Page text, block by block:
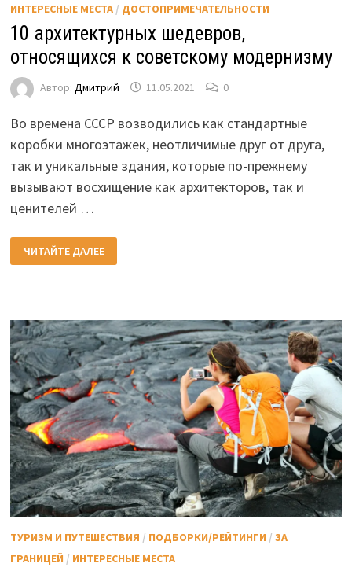
ИНТЕРЕСНЫЕ МЕСТА/ ДОСТОПРИМЕЧАТЕЛЬНОСТИ
10 архитектурных шедевров,
относящихся к советскому модернизму
Автор: Дмитрий 11.05.2021 0
Во времена СССР возводились как стандартные
коробки многоэтажек, неотличимые друг от друга,
так и уникальные здания, которые по-прежнему
вызывают восхищение как архитекторов, так и
ценителей …
10
АРХИТЕКТУРНЫХ
ШЕДЕВРОВ,
ЧИТАЙТЕ ДАЛЕЕ
ТУРИЗМ И ПУТЕШЕСТВИЯ / ПОДБОРКИ/РЕЙТИНГИ / ЗА
ГРАНИЦЕЙ / ИНТЕРЕСНЫЕ МЕСТА